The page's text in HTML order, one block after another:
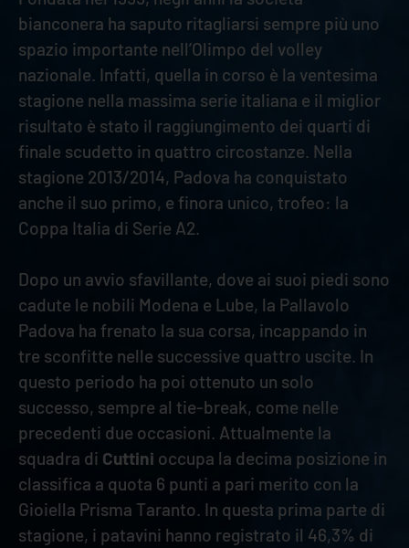
bianconera ha saputo ritagliarsi sempre più uno
spazio importante nell’Olimpo del volley
nazionale. Infatti, quella in corso è la ventesima
stagione nella massima serie italiana e il miglior
risultato è stato il raggiungimento dei quarti di
finale scudetto in quattro circostanze. Nella
stagione 2013/2014, Padova ha conquistato
anche il suo primo, e finora unico, trofeo: la
Coppa Italia di Serie A2.
Dopo un avvio sfavillante, dove ai suoi piedi sono
cadute le nobili Modena e Lube, la Pallavolo
Padova ha frenato la sua corsa, incappando in
tre sconfitte nelle successive quattro uscite. In
questo periodo ha poi ottenuto un solo
successo, sempre al tie-break, come nelle
precedenti due occasioni. Attualmente la
squadra di Cuttini occupa la decima posizione in
classifica a quota 6 punti a pari merito con la
Gioiella Prisma Taranto. In questa prima parte di
stagione, i patavini hanno registrato il 46,3% di